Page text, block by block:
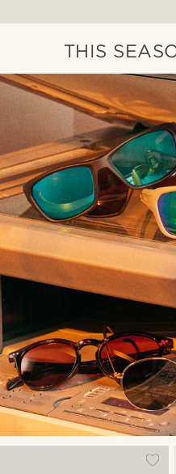
THIS